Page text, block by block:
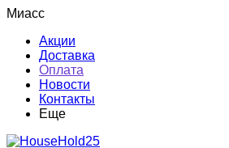
Миасс
Акции
Доставка
Оплата
Новости
Контакты
Еще